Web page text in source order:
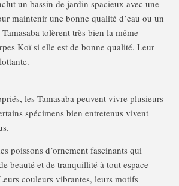
un bassin de jardin spacieux avec une
maintenir une bonne qualité d’eau ou un
tolèrent très bien la même
Koï si elle est de bonne qualité. Leur
les Tamasaba peuvent vivre plusieurs
spécimens bien entretenus vivent
poissons d’ornement fascinants qui
beauté et de tranquillité à tout espace
couleurs vibrantes, leurs motifs